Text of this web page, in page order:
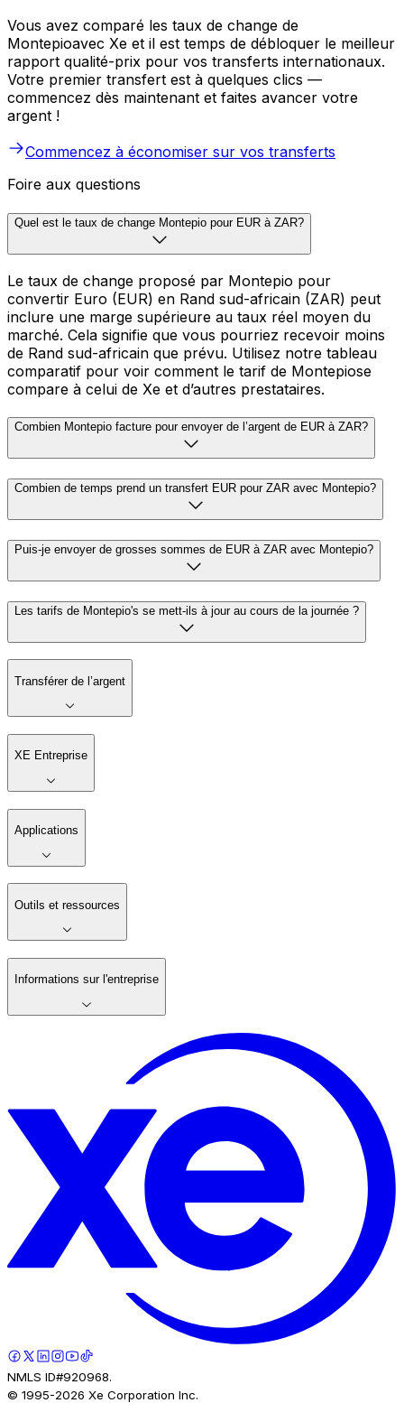
Vous avez comparé les taux de change de
Montepioavec Xe et il est temps de débloquer le meilleur
rapport qualité-prix pour vos transferts internationaux.
Votre premier transfert est à quelques clics —
commencez dès maintenant et faites avancer votre
argent !
Commencez à économiser sur vos transferts
Foire aux questions
Quel est le taux de change Montepio pour EUR à ZAR?
Le taux de change proposé par Montepio pour
convertir Euro (EUR) en Rand sud-africain (ZAR) peut
inclure une marge supérieure au taux réel moyen du
marché. Cela signifie que vous pourriez recevoir moins
de Rand sud-africain que prévu. Utilisez notre tableau
comparatif pour voir comment le tarif de Montepiose
compare à celui de Xe et d’autres prestataires.
Combien Montepio facture pour envoyer de l’argent de EUR à ZAR?
Combien de temps prend un transfert EUR pour ZAR avec Montepio?
Puis-je envoyer de grosses sommes de EUR à ZAR avec Montepio?
Les tarifs de Montepio's se mett-ils à jour au cours de la journée ?
Transférer de l’argent
XE Entreprise
Applications
Outils et ressources
Informations sur l'entreprise
NMLS ID#920968.
© 1995-2026 Xe Corporation Inc.